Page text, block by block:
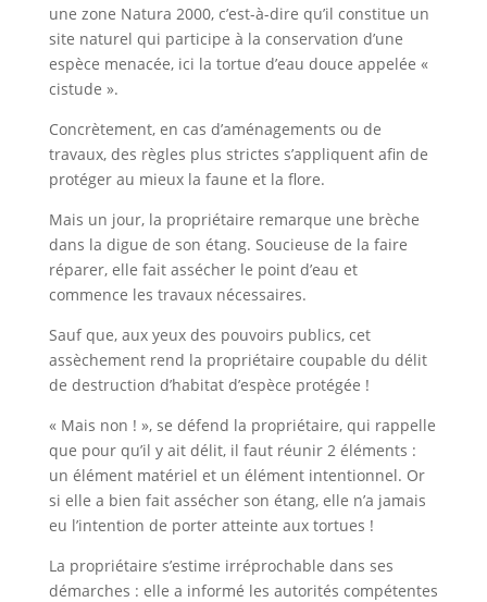
une zone Natura 2000, c’est-à-dire qu’il constitue un
site naturel qui participe à la conservation d’une
espèce menacée, ici la tortue d’eau douce appelée «
cistude ».
Concrètement, en cas d’aménagements ou de
travaux, des règles plus strictes s’appliquent afin de
protéger au mieux la faune et la flore.
Mais un jour, la propriétaire remarque une brèche
dans la digue de son étang. Soucieuse de la faire
réparer, elle fait assécher le point d’eau et
commence les travaux nécessaires.
Sauf que, aux yeux des pouvoirs publics, cet
assèchement rend la propriétaire coupable du délit
de destruction d’habitat d’espèce protégée !
« Mais non ! », se défend la propriétaire, qui rappelle
que pour qu’il y ait délit, il faut réunir 2 éléments :
un élément matériel et un élément intentionnel. Or
si elle a bien fait assécher son étang, elle n’a jamais
eu l’intention de porter atteinte aux tortues !
La propriétaire s’estime irréprochable dans ses
démarches : elle a informé les autorités compétentes